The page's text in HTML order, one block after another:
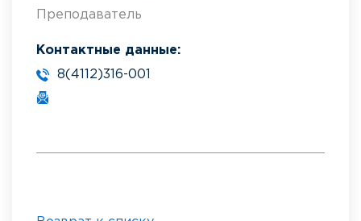
Преподаватель
Контактные данные:
8(4112)316-001